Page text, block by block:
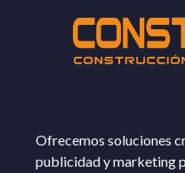
Ofrecemos soluciones
publicidad y marketing